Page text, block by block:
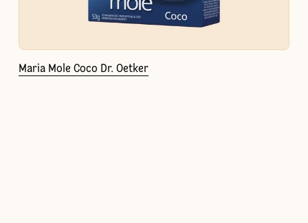
Maria Mole Coco Dr. Oetker